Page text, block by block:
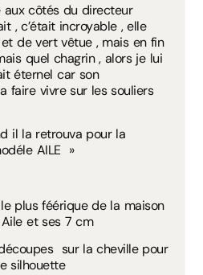
aux côtés du directeur
, c’était incroyable , elle
de vert vêtue , mais en fin
quel chagrin , alors je lui
éternel car son
faire vivre sur les souliers
il la retrouva pour la
AILE »
plus féérique de la maison
et ses 7 cm
sur la cheville pour
silhouette